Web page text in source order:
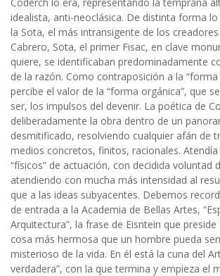
idealista, anti-neoclásica. De distinta forma
la Sota, el más intransigente de los
Cabrero, Sota, el primer Fisac, en clave
quiere, se identificaban predominadamente
de la razón. Como contraposición a la “forma
percibe el valor de la “forma orgánica”, que
ser, los impulsos del devenir. La poética de
deliberadamente la obra dentro de un
desmitificado, resolviendo cualquier afán de
medios concretos, finitos, racionales. Atendía
“físicos” de actuación, con decidida voluntad
atendiendo con mucha más intensidad al
que a las ideas subyacentes. Debemos
de entrada a la Academia de Bellas Artes,
Arquitectura”, la frase de Eisntein que preside
cosa más hermosa que un hombre pueda
misterioso de la vida. En él está la cuna del
verdadera”, con la que termina y empieza el